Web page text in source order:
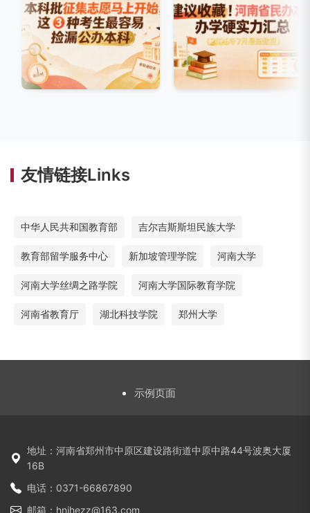
友情链接Links
中华人民共和国教育部 吉尔吉斯斯坦民族大学
教育部留学服务中心 新加坡管理学院 河南大学
河南大学丝绸之路学院 河南大学国际教育学院
河南省教育厅 湖北科技学院 郑州大学
示例页面
地址：河南省郑州市中原区建设路街道中原中路44号波奥大厦
16B
电话：0371-66867890
邮箱：hnihezz@163.com